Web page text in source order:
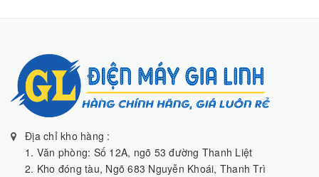
Địa chỉ kho hàng :
1. Văn phòng: Số 12A, ngõ 53 đường Thanh Liệt
2. Kho đóng tàu, Ngõ 683 Nguyễn Khoái, Thanh Trì